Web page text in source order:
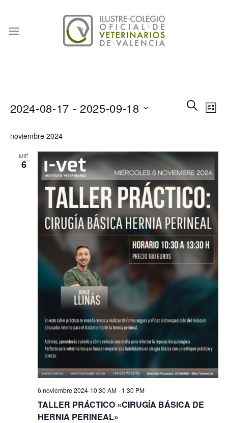
content
y
vistas
de
BUSCAR
de
LISTA
2024-08-17 - 2025-09-18
fecha.
noviembre 2024
MIÉ
6
6 noviembre 2024-10:30 AM- 1:30 PM
TALLER PRÁCTICO «CIRUGÍA BÁSICA DE
HERNIA PERINEAL»